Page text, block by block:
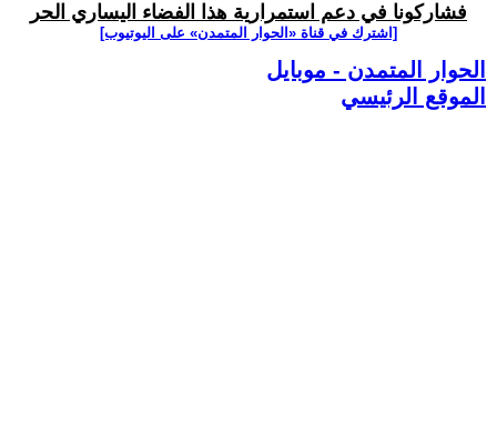
فشاركونا في دعم استمرارية هذا الفضاء اليساري الحر
[اشترك في قناة ‫«الحوار المتمدن» على اليوتيوب]
الحوار المتمدن - موبايل
الموقع الرئيسي